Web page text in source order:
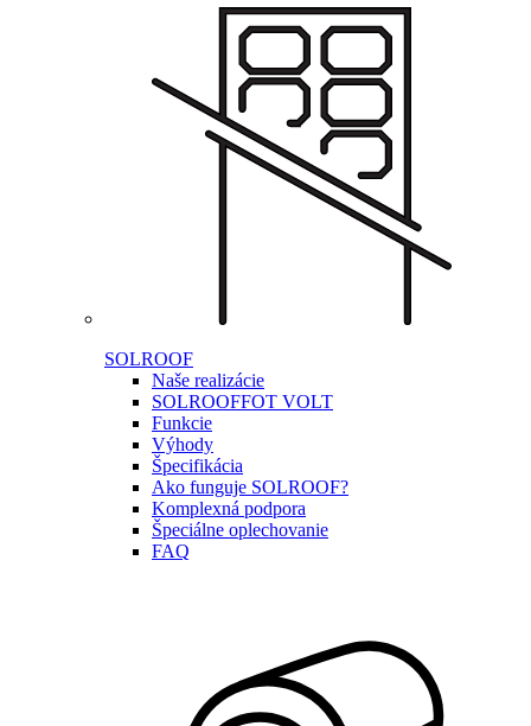
SOLROOF
Naše realizácie
SOLROOFFOT VOLT
Funkcie
Výhody
Špecifikácia
Ako funguje SOLROOF?
Komplexná podpora
Špeciálne oplechovanie
FAQ